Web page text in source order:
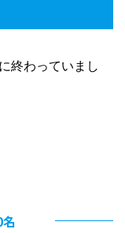
終わっていまし